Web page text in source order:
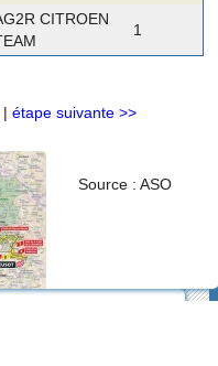
CITROEN
1
|étape suivante >>
Source : ASO